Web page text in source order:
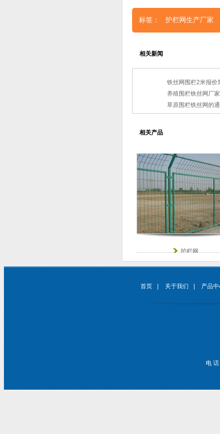
标签： 护栏网生产厂家
相关新闻
铁丝网围栏2米报价
养殖围栏铁丝网厂
草原围栏铁丝网的
相关产品
护栏网
首页 关于我们 产品中
电